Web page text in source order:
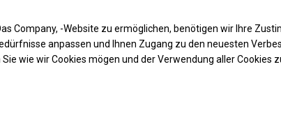
Company, -Website zu ermöglichen, benötigen wir Ihre
anpassen und Ihnen Zugang zu den neuesten
wie wir Cookies mögen und der Verwendung aller Cookies